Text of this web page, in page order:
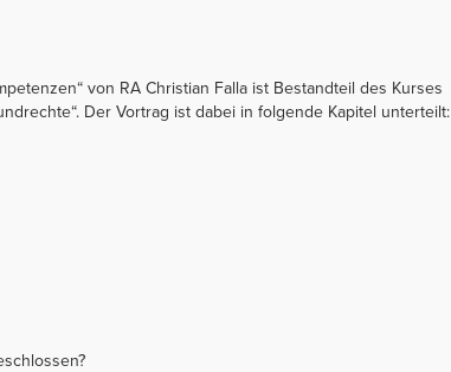
von RA Christian Falla ist Bestandteil des Kurses
Der Vortrag ist dabei in folgende Kapitel unterteilt: